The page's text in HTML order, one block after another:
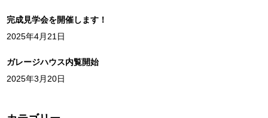
完成見学会を開催します！
2025年4月21日
ガレージハウス内覧開始
2025年3月20日